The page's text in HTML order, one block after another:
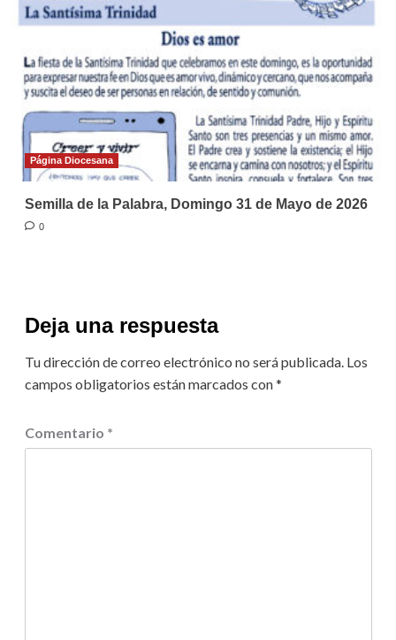
Página Diocesana
Semilla de la Palabra, Domingo 31 de Mayo de 2026
0
Deja una respuesta
Tu dirección de correo electrónico no será publicada. Los
campos obligatorios están marcados con*
Comentario *